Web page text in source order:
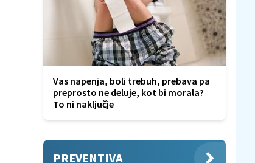
Vas napenja, boli trebuh, prebava pa
preprosto ne deluje, kot bi morala?
To ni naključje
PREVENTIVA